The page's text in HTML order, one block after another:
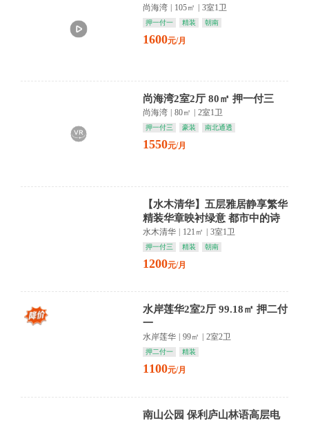
尚海湾 105㎡ 3室1卫
押一付一 精装 朝南
1600元/月
尚海湾2室2厅 80㎡ 押一付三
尚海湾 80㎡ 2室1卫
押一付三 豪装 南北通透
1550元/月
【水木清华】五层雅居静享繁华
精装华章映衬绿意 都市中的诗
意栖居
水木清华 | 121㎡ | 3室1卫
押一付三 精装 朝南
1200元/月
水岸莲华2室2厅 99.18㎡ 押二付
一
水岸莲华 99㎡ 2室2卫
押二付一 精装
1100元/月
南山公园 保利庐山林语高层电